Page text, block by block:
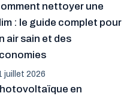
nettoyer une
: le guide complet pour
air sain et des
juillet 2026
en